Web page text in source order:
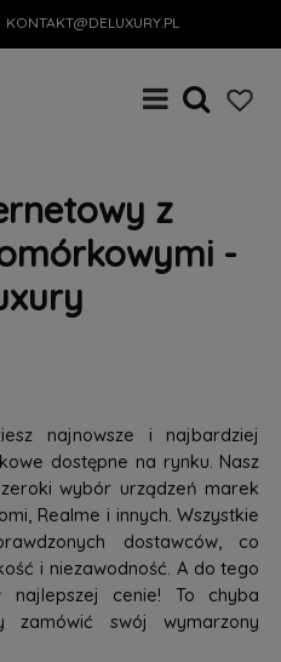
KONTAKT@DELUXURY.PL
z
-
najnowsze i najbardziej
dostępne na rynku. Nasz
wybór urządzeń marek
Realme i innych. Wszystkie
dostawców, co
i niezawodność. A do tego
cenie! To chyba
zamówić swój wymarzony